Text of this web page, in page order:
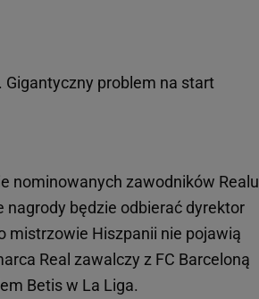
Gigantyczny problem na start
nominowanych zawodników Realu
nagrody będzie odbierać dyrektor
mistrzowie Hiszpanii nie pojawią
Real zawalczy z FC Barceloną
Betis w La Liga.